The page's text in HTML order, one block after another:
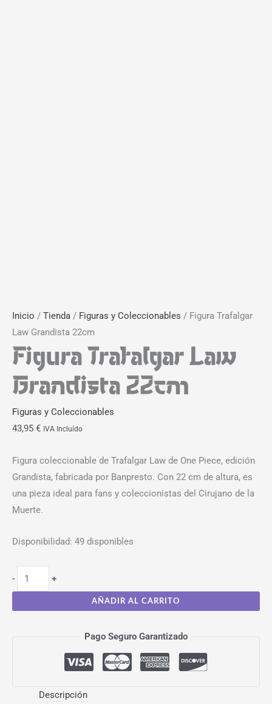
Inicio / Tienda / Figuras y Coleccionables / Figura Trafalgar
Law Grandista 22cm
Figura Trafalgar Law
Grandista 22cm
Figuras y Coleccionables
43,95 € IVA Incluído
Figura coleccionable de Trafalgar Law de One Piece, edición
Grandista, fabricada por Banpresto. Con 22 cm de altura, es
una pieza ideal para fans y coleccionistas del Cirujano de la
Muerte.
Disponibilidad: 49 disponibles
- +
AÑADIR AL CARRITO
Pago Seguro Garantizado
Descripción